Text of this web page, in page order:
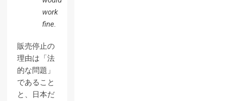
work
fine.
販売停止の
理由は「法
的な問題」
であること
と、日本だ